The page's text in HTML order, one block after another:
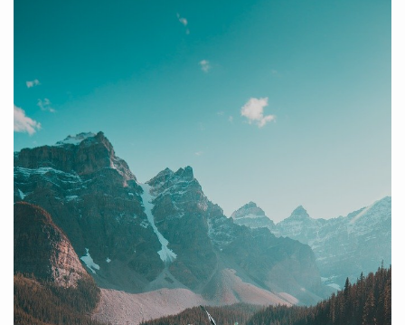
Flyboard. El Flyboard es el deporte de aventura que está más de
moda por ser novedoso y exclusivo. Consiste en sobrevolar el
mar gracias a unos propulsores de agua a presión en los pies.
Los más atrevidos incluso pueden realizar auténticas piruetas en
el agua.
Otra opción es el Paddle Surf. Si aún no lo has probado te
recomendamos que descubras este nuevo deporte acuático.
Sólo necesitarás un poco de equilibrio y ganas de disfrutar de las
vistas del paisaje mientras te desplazas con la tabla remando
poco a poco.